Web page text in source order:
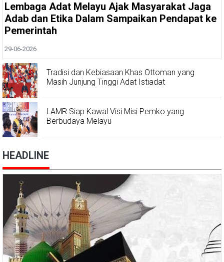
Lembaga Adat Melayu Ajak Masyarakat Jaga
Adab dan Etika Dalam Sampaikan Pendapat ke
Pemerintah
29-06-2026
Tradisi dan Kebiasaan Khas Ottoman yang
Masih Junjung Tinggi Adat Istiadat
LAMR Siap Kawal Visi Misi Pemko yang
Berbudaya Melayu
HEADLINE